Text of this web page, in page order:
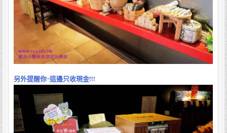
另外提醒你~這邊只收現金!!!